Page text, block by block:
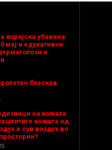
корејска убавина
мај и едукативни
и
блескав
на кожата:
кожата од
и сув воздух во